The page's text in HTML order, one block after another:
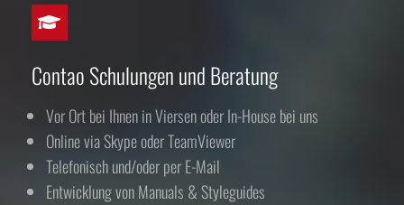
Contao Schulungen und Beratung
Vor Ort bei Ihnen in Viersen oder In-House bei uns
Online via Skype oder TeamViewer
Telefonisch und/oder per E-Mail
Entwicklung von Manuals & Styleguides